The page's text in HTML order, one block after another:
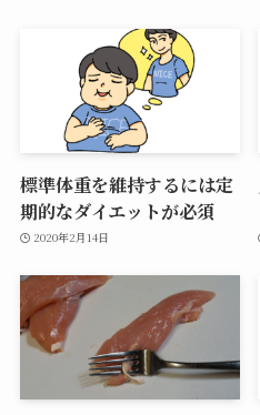
標準体重を維持するには定
期的なダイエットが必須
2020年2月14日